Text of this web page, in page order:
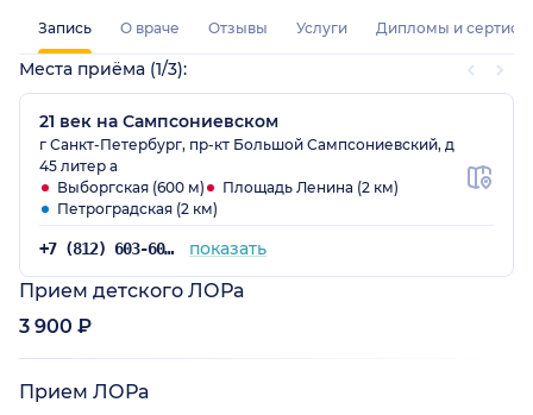
Запись О враче Отзывы Услуги Дипломы и
Места приёма (1/3):
21 век на Сампсониевском
г Санкт-Петербург, пр-кт Большой Сампсониевский, д
45 литер а
Выборгская (600 м)
Площадь Ленина (2 км)
Петроградская (2 км)
+7 (812) 603-60-42 показать
Прием детского ЛОРа
3 900 ₽
Прием ЛОРа